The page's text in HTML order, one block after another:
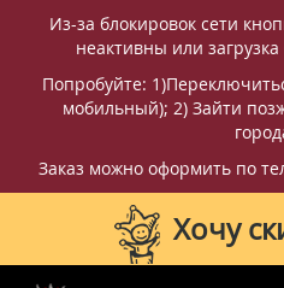
Из-за блокировок сети
неактивны или
Попробуйте:
мобильный); 2) Зайти
Заказ можно оформить по
Хочу